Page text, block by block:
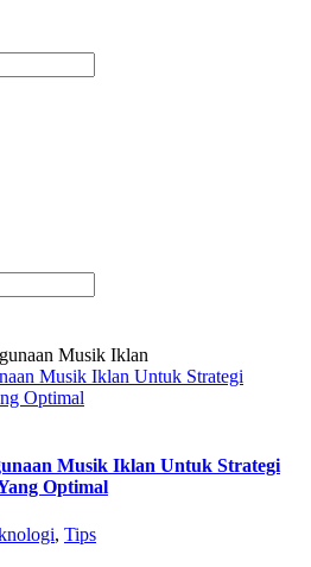
Musik Iklan Untuk Strategi
Optimal
Musik Iklan Untuk Strategi
Optimal
, Tips